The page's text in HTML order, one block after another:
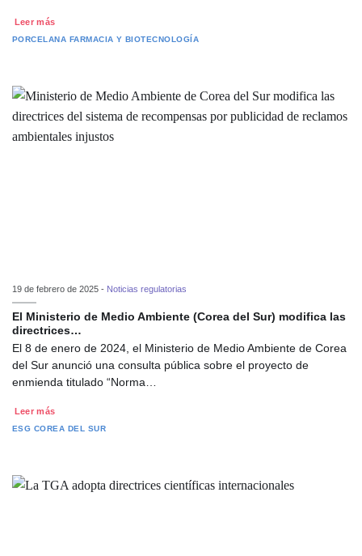
Leer más
PORCELANA FARMACIA Y BIOTECNOLOGÍA
19 de febrero de 2025 - Noticias regulatorias
El Ministerio de Medio Ambiente (Corea del Sur) modifica las
directrices…
El 8 de enero de 2024, el Ministerio de Medio Ambiente de Corea
del Sur anunció una consulta pública sobre el proyecto de
enmienda titulado “Norma…
Leer más
ESG COREA DEL SUR